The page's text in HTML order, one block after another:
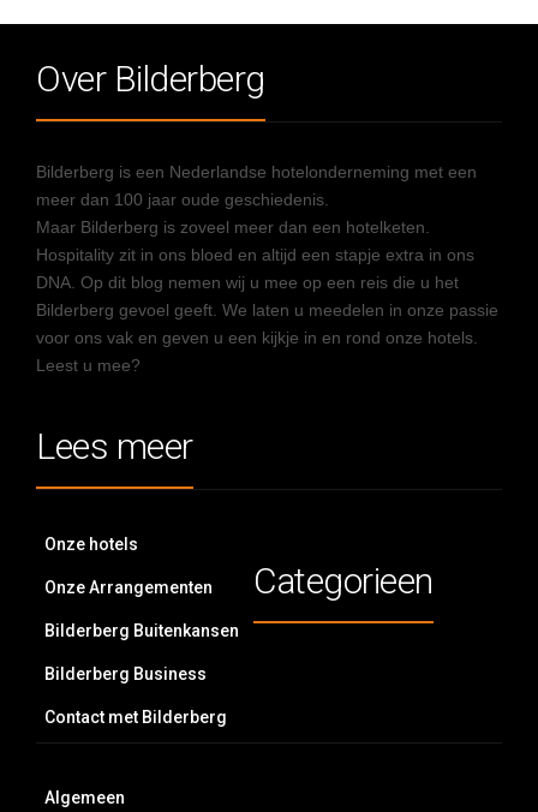
Over Bilderberg
Bilderberg is een Nederlandse hotelonderneming met een
meer dan 100 jaar oude geschiedenis.
Maar Bilderberg is zoveel meer dan een hotelketen.
Hospitality zit in ons bloed en altijd een stapje extra in ons
DNA. Op dit blog nemen wij u mee op een reis die u het
Bilderberg gevoel geeft. We laten u meedelen in onze passie
voor ons vak en geven u een kijkje in en rond onze hotels.
Leest u mee?
Lees meer
Onze hotels
Onze Arrangementen
Bilderberg Buitenkansen
Bilderberg Business
Contact met Bilderberg
Categorieen
Algemeen